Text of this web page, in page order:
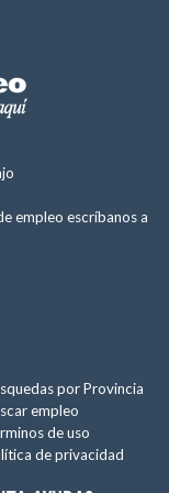
empleo escríbanos a
por Provincia
empleo
de uso
de privacidad